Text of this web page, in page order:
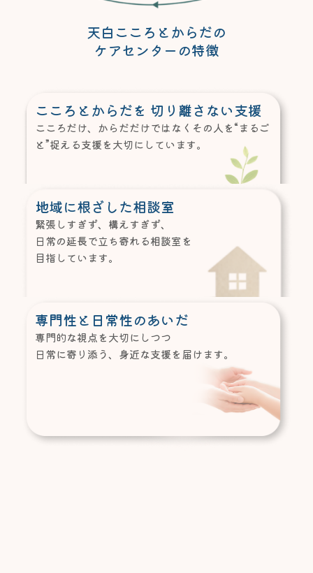
天白こころとからだの
ケアセンターの特徴
こころとからだを 切り離さない支援
こころだけ、からだだけではなくその人を“まるご
と”捉える支援を大切にしています。
地域に根ざした相談室
緊張しすぎず、構えすぎず、
日常の延長で立ち寄れる相談室を
目指しています。
専門性と日常性のあいだ
専門的な視点を大切にしつつ
日常に寄り添う、身近な支援を届けます。